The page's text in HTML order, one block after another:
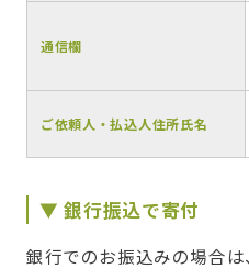
通信欄
ご依頼人・払込人住所氏名
▼ 銀行振込で寄付
銀行でのお振込みの場合